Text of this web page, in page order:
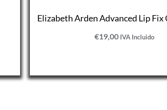
Elizabeth Arden Advanced Lip Fix
€19,00 IVA Incluido